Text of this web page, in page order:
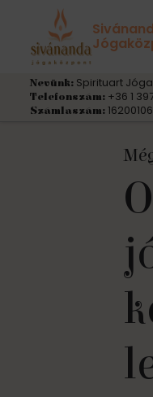
Nevünk: Spirituart
Telefonszám: +36 1
Számlaszám: